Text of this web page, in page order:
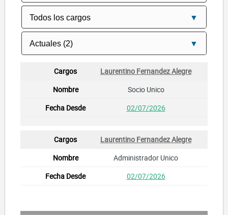
Laurentino Fernandez Alegre
Socio Unico
02/07/2026
Laurentino Fernandez Alegre
Administrador Unico
02/07/2026